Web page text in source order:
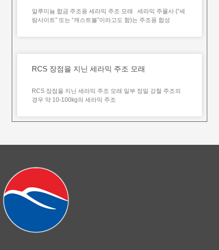
알루미늄 합금 주조용 세라믹 주조 모래 세라믹 주물사 (“세
람사이트” 또는 “캐스트볼”이라고도 함)는 주조용 합성
RCS 장점을 지닌 세라믹 주조 모래
RCS 장점을 지닌 세라믹 주조 모래 일부 정밀 강철 주조의
경우 약 10-100kg의 세라믹 주조